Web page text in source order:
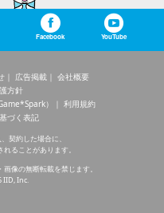
Facebook YouTube
広告掲載
会社概要
方針
）
利用規約
づく表記
契約した場合に、
ることがあります。
像の無断転載を禁じます。
IID, Inc.